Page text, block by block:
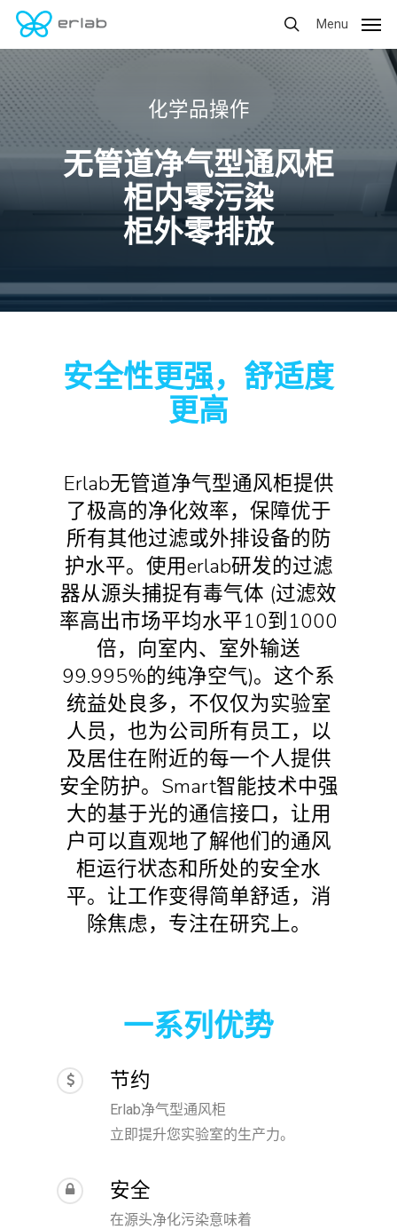
Skip
content
Menu
化学品操作
无管道净气型通风柜
柜内零污染
柜外零排放
安全性更强，舒适度
更高
Erlab无管道净气型通风柜提供
了极高的净化效率，保障优于
所有其他过滤或外排设备的防
护水平。使用erlab研发的过滤
器从源头捕捉有毒气体 (过滤效
率高出市场平均水平10到1000
倍，向室内、室外输送
99.995%的纯净空气)。这个系
统益处良多，不仅仅为实验室
人员，也为公司所有员工，以
及居住在附近的每一个人提供
安全防护。Smart智能技术中强
大的基于光的通信接口，让用
户可以直观地了解他们的通风
柜运行状态和所处的安全水
平。让工作变得简单舒适，消
除焦虑，专注在研究上。
一系列优势
节约
Erlab净气型通风柜
立即提升您实验室的生产力。
安全
在源头净化污染意味着